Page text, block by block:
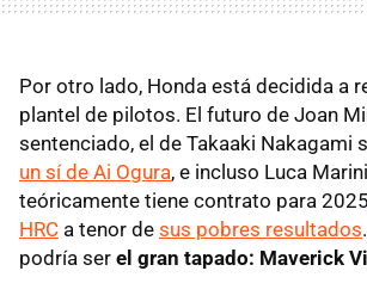
Por otro lado, Honda está decidida a
plantel de pilotos. El futuro de Joan
sentenciado, el de Takaaki Nakagami
un sí de Ai Ogura, e incluso Luca
teóricamente tiene contrato para
HRC a tenor de sus pobres resultados
podría ser el gran tapado: Maverick